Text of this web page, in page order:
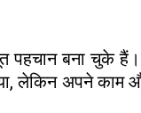
पहचान बना चुके
लेकिन अपने काम